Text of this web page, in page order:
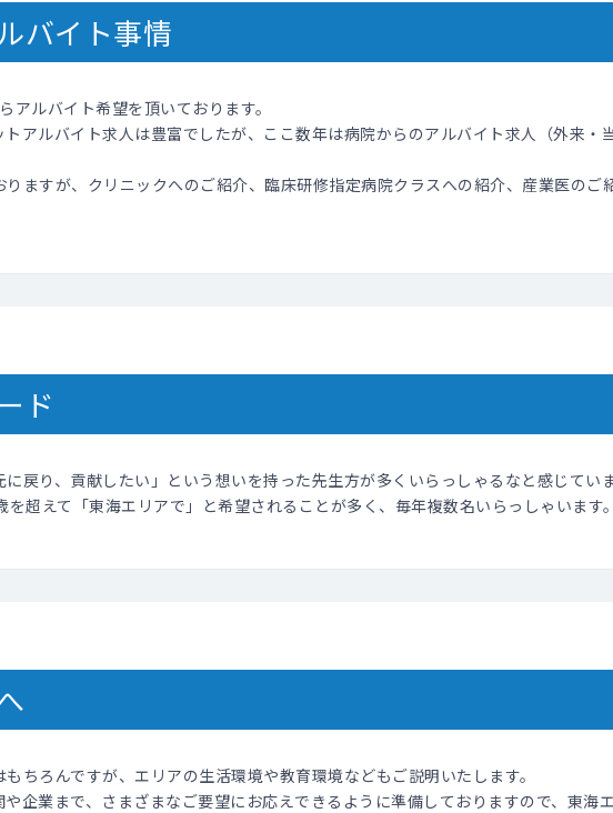
バイト事情
ルバイト希望を頂いております。
アルバイト求人は豊富でしたが、ここ数年は病院からのアルバイト求人（外来・
ますが、クリニックへのご紹介、臨床研修指定病院クラスへの紹介、産業医のご
ド
戻り、貢献したい」という想いを持った先生方が多くいらっしゃるなと感じていま
超えて「東海エリアで」と希望されることが多く、毎年複数名いらっしゃいます。
ちろんですが、エリアの生活環境や教育環境などもご説明いたします。
企業まで、さまざまなご要望にお応えできるように準備しておりますので、東海